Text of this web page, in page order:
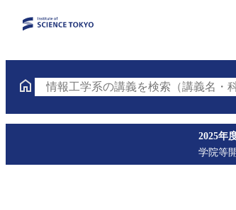
情報工学系の講義を検索（講義名・
2025年
学院等